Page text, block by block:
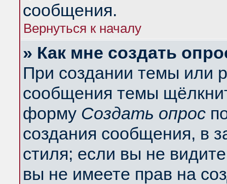
сообщения.
Вернуться к началу
» Как мне создать
При создании темы или
сообщения темы
форму Создать опрос
создания сообщения, в
стиля; если вы не
вы не имеете прав на